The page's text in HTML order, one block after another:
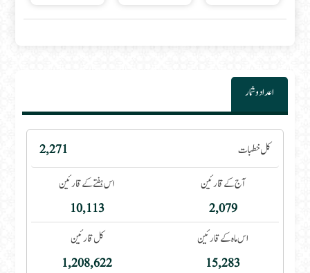
اعداد و شمار
کل خطبات
2,271
آج کے قارئین
2,079
اس ہفتے کے قارئین
10,113
اس ماہ کے قارئین
15,283
کل قارئین
1,208,622